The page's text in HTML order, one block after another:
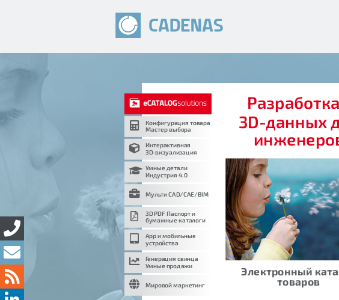
Конфигурация товара
Мастер выбора
Интерактивная
3D-визуализация
Умные детали
Индустрия 4.0
Мульти CAD/CAE/BIM
3D PDF Паспорт и
бумажные каталоги
App и мобильные
устройства
Генерация свинца
Умные продажи
Мировой маркетинг
Разработка
3D-данных
Электронный
товаров